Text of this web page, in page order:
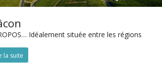
Idéalement située entre les régions
la suite